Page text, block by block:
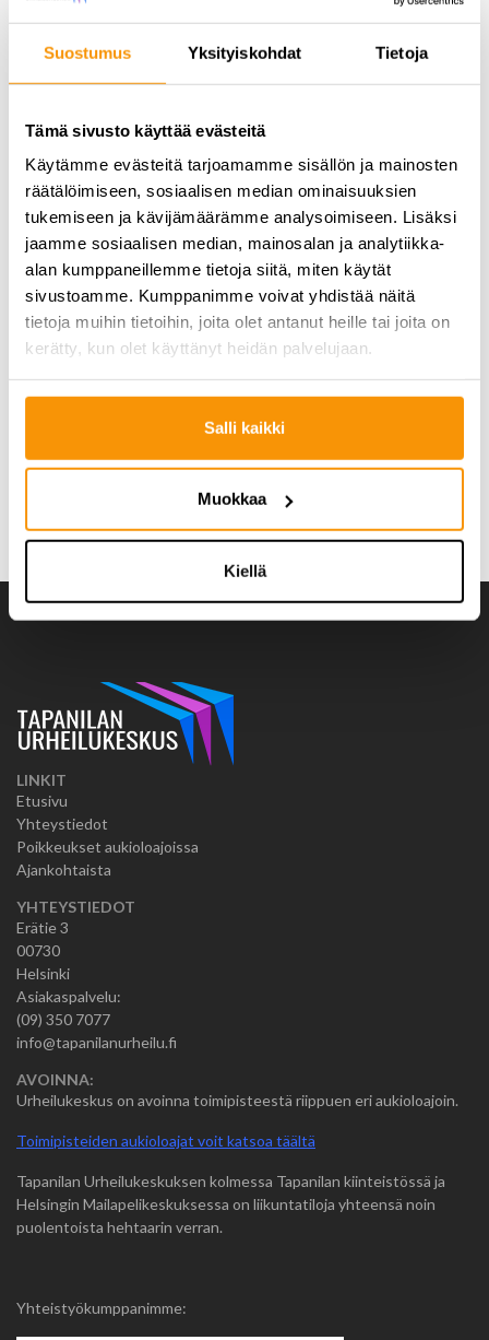
Suostumus Yksityiskohdat Tietoja
Tämä sivusto käyttää evästeitä
Käytämme evästeitä tarjoamamme sisällön ja mainosten
räätälöimiseen, sosiaalisen median ominaisuuksien
tukemiseen ja kävijämäärämme analysoimiseen. Lisäksi
jaamme sosiaalisen median, mainosalan ja analytiikka-
alan kumppaneillemme tietoja siitä, miten käytät
sivustoamme. Kumppanimme voivat yhdistää näitä
tietoja muihin tietoihin, joita olet antanut heille tai joita on
kerätty, kun olet käyttänyt heidän palvelujaan.
Salli kaikki
Muokkaa
Kiellä
aivan kaikille! Maalauskursseilla Mirin missiona on vapauttaa
jokaisessa oleva luovuus, joka voi joskus jäädä varjoon.
tarvitsee hankkia kaikkia maaleja, suojauksia ja tarvikkeita
maailmaan, tekniikkaharjoitusta ja tietysti pinkopohjan, jolle
saat tehdä mieleisesi luomuksen. Tarkoitus on viettää rento
hetki maalauksen parissa ja oppia vähän uutta, hauskoja
tekniikoita sekä maalausvälineiden käyttöä.
”Oma luovuuteni puhkesi kukkaan vuonna 2018, kun luovuin
itseäni rajoittavista uskomuksista. Kokemus oli elämässäni
käänteentekevä ja sen jälkeen koin, kuin pato sisälläni olisi
murtunut. Löysin itseäni kohtaan myötätuntoa, jollaista en
ollut aiemmin kokenut”, Miri sanoo.
Varaa kurssipaikkasi täältä:
LINKIT
Etusivu
Yhteystiedot
Poikkeukset aukioloajoissa
Ajankohtaista
YHTEYSTIEDOT
Erätie 3
00730
Helsinki
Asiakaspalvelu:
(09) 350 7077
info@tapanilanurheilu.fi
AVOINNA:
Urheilukeskus on avoinna toimipisteestä riippuen eri aukioloajoin.
Toimipisteiden aukioloajat voit katsoa täältä
Tapanilan Urheilukeskuksen kolmessa Tapanilan kiinteistössä ja
Helsingin Mailapelikeskuksessa on liikuntatiloja yhteensä noin
puolentoista hehtaarin verran.
Yhteistyökumppanimme: